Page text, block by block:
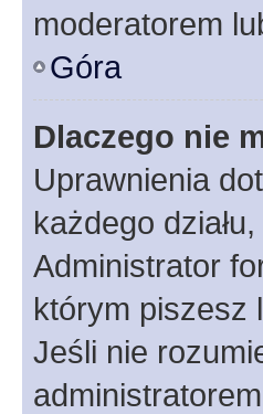
moderatorem
Góra
Dlaczego nie
Uprawnienia
każdego
Administrator
którym piszesz
Jeśli nie